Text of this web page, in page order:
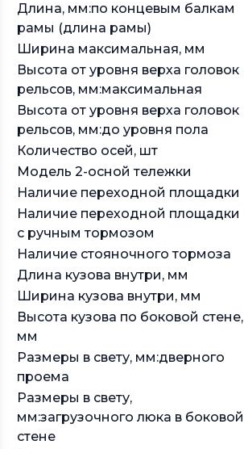
Длина, мм:по концевым балкам
рамы (длина рамы)
Ширина максимальная, мм
Высота от уровня верха головок
рельсов, мм:максимальная
Высота от уровня верха головок
рельсов, мм:до уровня пола
Количество осей, шт
Модель 2-осной тележки
Наличие переходной площадки
Наличие переходной площадки
с ручным тормозом
Наличие стояночного тормоза
Длина кузова внутри, мм
Ширина кузова внутри, мм
Высота кузова по боковой стене,
мм
Размеры в свету, мм:дверного
проема
Размеры в свету,
мм:загрузочного люка в боковой
стене